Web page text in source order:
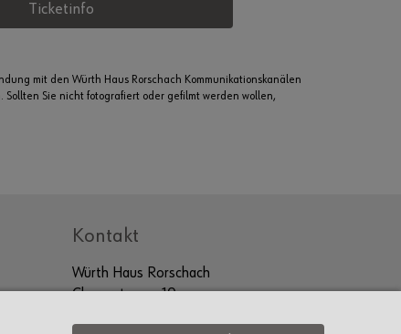
Ticketinfo
mit den Würth Haus Rorschach Kommunikationskanälen
Sie nicht fotografiert oder gefilmt werden wollen,
Kontakt
Würth Haus Rorschach
Churerstrasse 10